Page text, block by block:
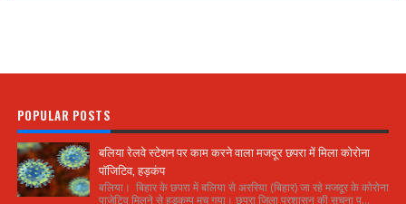
POPULAR POSTS
बलिया रेलवे स्टेशन पर काम करने वाला मजदूर छपरा में मिला कोरोना
पॉजिटिव, हड़कंप
बलिया। बिहार के छपरा में बलिया से अररिया (बिहार) जा रहे मजदूर के कोरोना
पाजेटिव मिलने से हड़कम्प मच गया। छपरा जिला प्रशासन की सूचना प...